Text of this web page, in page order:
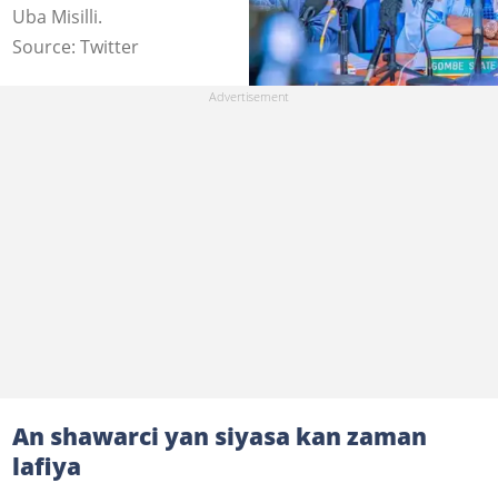
Uba Misilli.
Source: Twitter
An shawarci yan siyasa kan zaman
lafiya